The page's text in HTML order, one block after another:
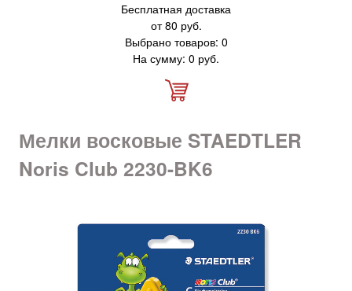
Бесплатная доставка
от 80 руб.
Выбрано товаров: 0
На сумму: 0 руб.
Мелки восковые STAEDTLER
Noris Club 2230-BK6